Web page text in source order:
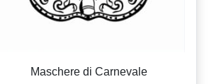
Maschere di Carnevale